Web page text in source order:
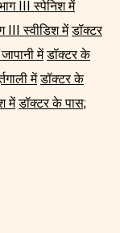
III स्पेनिश में
III स्वीडिश में डॉक्टर
में डॉक्टर के
में डॉक्टर के
में डॉक्टर के पास;